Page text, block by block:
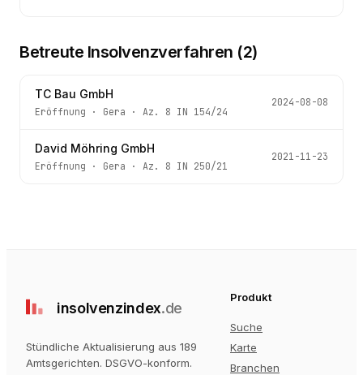
Betreute Insolvenzverfahren (2)
TC Bau GmbH
Eröffnung · Gera · Az. 8 IN 154/24
2024-08-08
David Möhring GmbH
Eröffnung · Gera · Az. 8 IN 250/21
2021-11-23
insolvenzindex.de
Stündliche Aktualisierung aus 189
Amtsgerichten. DSGVO-konform.
Produkt
Suche
Karte
Branchen